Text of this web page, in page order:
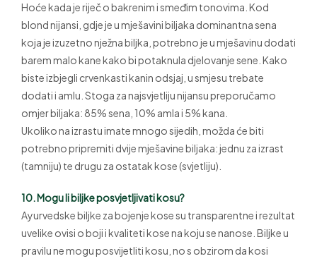
Hoće kada je riječ o bakrenim i smeđim tonovima. Kod
blond nijansi, gdje je u mješavini biljaka dominantna sena
koja je izuzetno nježna biljka, potrebno je u mješavinu dodati
barem malo kane kako bi potaknula djelovanje sene. Kako
biste izbjegli crvenkasti kanin odsjaj, u smjesu trebate
dodati i amlu. Stoga za najsvjetliju nijansu preporučamo
omjer biljaka: 85% sena, 10% amla i 5% kana.
Ukoliko na izrastu imate mnogo sijedih, možda će biti
potrebno pripremiti dvije mješavine biljaka: jednu za izrast
(tamniju) te drugu za ostatak kose (svjetliju).
10. Mogu li biljke posvjetljivati kosu?
Ayurvedske biljke za bojenje kose su transparentne i rezultat
uvelike ovisi o boji i kvaliteti kose na koju se nanose. Biljke u
pravilu ne mogu posvijetliti kosu, no s obzirom da kosi